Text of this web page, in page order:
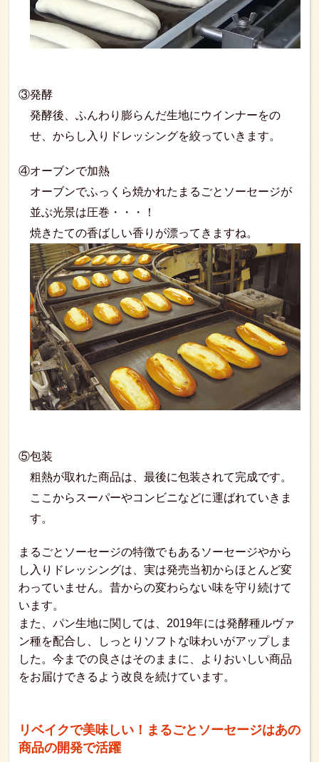
③発酵
発酵後、ふんわり膨らんだ生地にウインナーをの
せ、からし入りドレッシングを絞っていきます。
④オーブンで加熱
オーブンでふっくら焼かれたまるごとソーセージが
並ぶ光景は圧巻・・・！
焼きたての香ばしい香りが漂ってきますね。
⑤包装
粗熱が取れた商品は、最後に包装されて完成です。
ここからスーパーやコンビニなどに運ばれていきま
す。
まるごとソーセージの特徴でもあるソーセージやから
し入りドレッシングは、実は発売当初からほとんど変
わっていません。昔からの変わらない味を守り続けて
います。
また、パン生地に関しては、2019年には発酵種ルヴァ
ン種を配合し、しっとりソフトな味わいがアップしま
した。今までの良さはそのままに、よりおいしい商品
をお届けできるよう改良を続けています。
リベイクで美味しい！まるごとソーセージはあの
商品の開発で活躍